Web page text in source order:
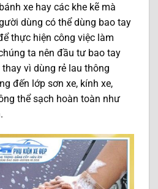
xe hay các khe kẽ mà
dùng có thể dùng bao tay
thực hiện công việc làm
ta nên đầu tư bao tay
vì dùng rẻ lau thông
đến lớp sơn xe, kính xe,
thể sạch hoàn toàn như